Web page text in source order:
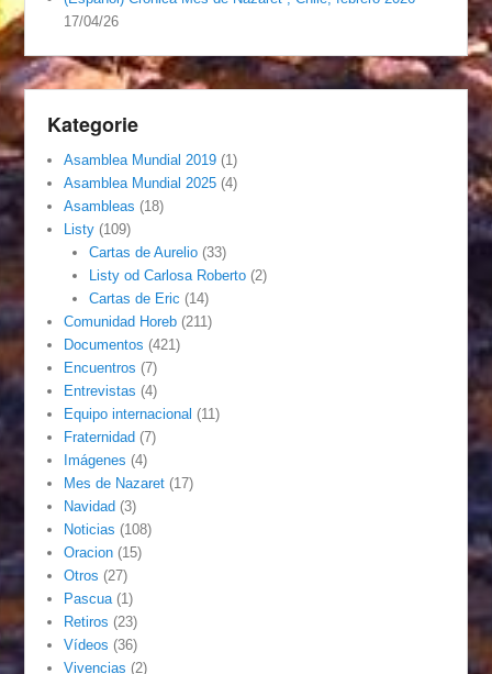
17/04/26
Kategorie
Asamblea Mundial 2019 (1)
Asamblea Mundial 2025 (4)
Asambleas (18)
Listy (109)
Cartas de Aurelio(33)
Listy od Carlosa Roberto(2)
Cartas de Eric (14)
Comunidad Horeb (211)
Documentos (421)
Encuentros (7)
Entrevistas (4)
Equipo internacional (11)
Fraternidad (7)
Imágenes (4)
Mes de Nazaret (17)
Navidad (3)
Noticias (108)
Oracion (15)
Otros (27)
Pascua (1)
Retiros (23)
Vídeos (36)
Vivencias (2)